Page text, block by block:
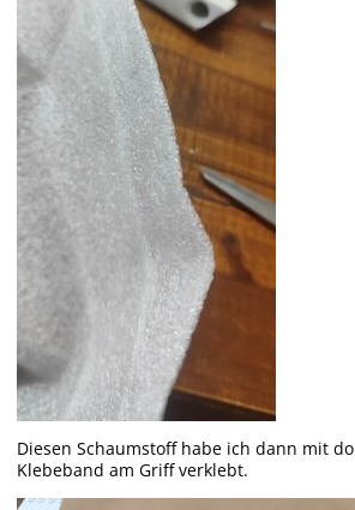
Diesen Schaumstoff habe ich dann mit
Klebeband am Griff verklebt.